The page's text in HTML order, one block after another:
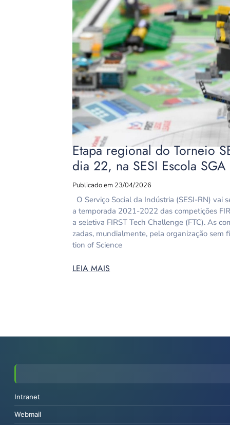
Etapa regional do Torneio
dia 22, na SESI Escola SGA
Publicado em 23/04/2026
O Serviço Social da Indústria (SESI-RN) vai
a temporada 2021-2022 das competições
a seletiva FIRST Tech Challenge (FTC). As
zadas, mundialmente, pela organização sem
tion of Science
LEIA MAIS
Intranet
Webmail